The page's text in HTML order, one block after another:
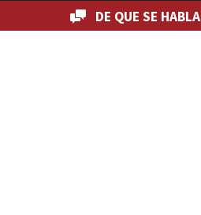
DE QUE SE HABLA